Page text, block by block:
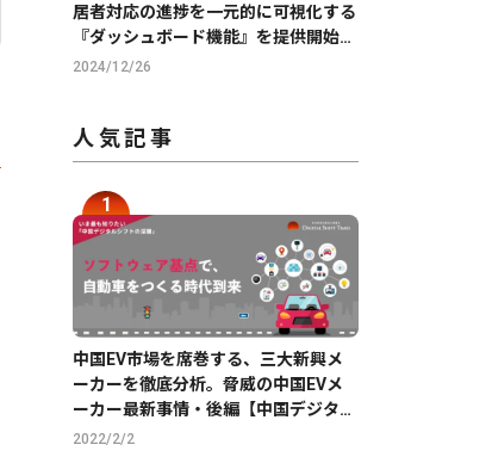
居者対応の進捗を一元的に可視化する
『ダッシュボード機能』を提供開始
【GMO ReTech】
2024/12/26
人気記事
中国EV市場を席巻する、三大新興メ
ーカーを徹底分析。脅威の中国EVメ
ーカー最新事情・後編【中国デジタル
企業最前線】
2022/2/2